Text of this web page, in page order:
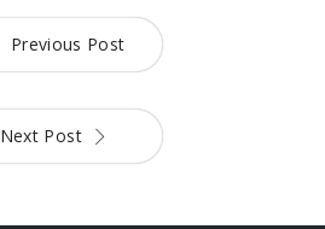
Previous Post
Next Post